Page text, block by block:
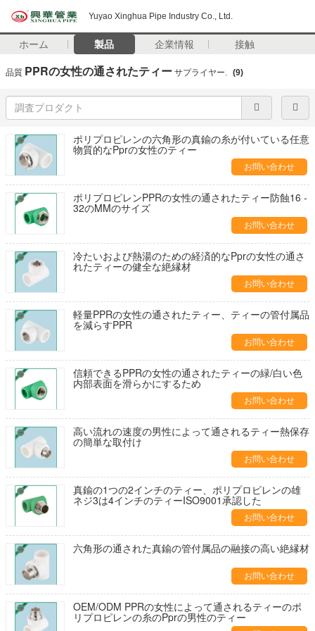
Yuyao Xinghua Pipe Industry Co., Ltd.
ホーム 製品 企業情報 接触
品質 PPRの女性の通されたティー サプライヤー. (9)
ポリプロピレンの六角形の真鍮の糸が付いている任意
物質的なPprの女性のティー
お問い合わせ
ポリプロピレンPPRの女性の通されたティー防蝕16 -
32のMMのサイズ
お問い合わせ
冷たいおよび熱湯のための経済的なPprの女性の通さ
れたティーの健全な絶縁材
お問い合わせ
軽量PPRの女性の通されたティー、ティーの管付属品
を減らすPPR
お問い合わせ
信頼できるPPRの女性の通されたティーの緑/白い色
内部表面を滑らかにするため
お問い合わせ
高い流れの速度の男性によって通されるティー熱保存
の簡単な取付け
お問い合わせ
真鍮の1つの2インチのティー、ポリプロピレンの雄
ネジ3は4インチのティーISO9001承認した
お問い合わせ
六角形の通された真鍮の管付属品の融接の高い絶縁材
お問い合わせ
OEM/ODM PPRの女性によって通されるティーのポ
リプロピレンの糸のPprの男性のティー